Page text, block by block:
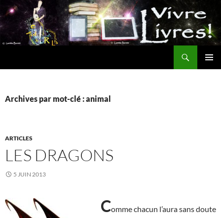
Aller
au
contenu
Archives par mot-clé : animal
ARTICLES
LES DRAGONS
5 JUIN 2013
Comme chacun l’aura sans doute